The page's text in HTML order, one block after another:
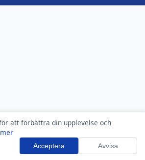
att förbättra din upplevelse och
Acceptera Avvisa